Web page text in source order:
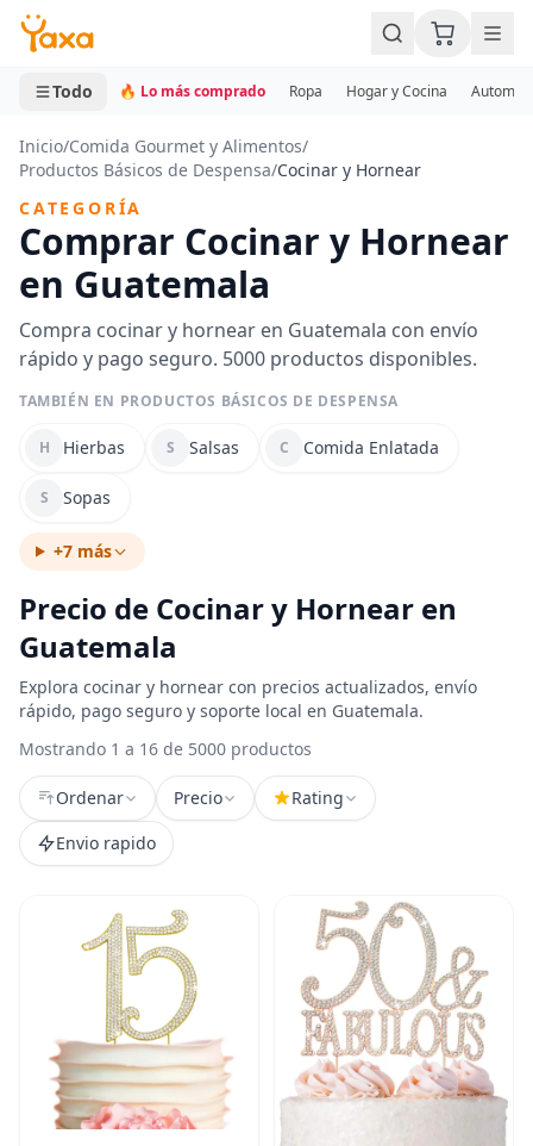
MINI CARRITO
0 productos
Todo 🔥 Lo más comprado Ropa Hogar y Cocina
Inicio/Comida Gourmet y Alimentos/
Productos Básicos de Despensa/Cocinar y Hornear
CATEGORÍA
Comprar Cocinar y Hornear
en Guatemala
Compra cocinar y hornear en Guatemala con envío
rápido y pago seguro. 5000 productos disponibles.
TAMBIÉN EN PRODUCTOS BÁSICOS DE DESPENSA
H Hierbas S Salsas C Comida Enlatada
S Sopas
+7 más
Precio de Cocinar y Hornear en
Guatemala
Explora cocinar y hornear con precios actualizados, envío
rápido, pago seguro y soporte local en Guatemala.
Mostrando 1 a 16 de 5000 productos
Ordenar Precio
Rating
Envio rapido